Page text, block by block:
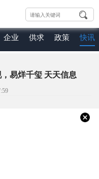
企业 供求 政策 快讯
易烊千玺 天天信息